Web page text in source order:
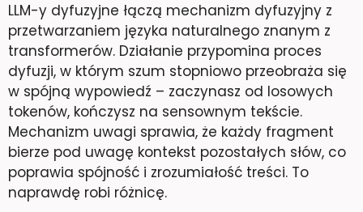
LLM-y dyfuzyjne łączą mechanizm dyfuzyjny z
przetwarzaniem języka naturalnego znanym z
transformerów. Działanie przypomina proces
dyfuzji, w którym szum stopniowo przeobraża się
w spójną wypowiedź – zaczynasz od losowych
tokenów, kończysz na sensownym tekście.
Mechanizm uwagi sprawia, że każdy fragment
bierze pod uwagę kontekst pozostałych słów, co
poprawia spójność i zrozumiałość treści. To
naprawdę robi różnicę.